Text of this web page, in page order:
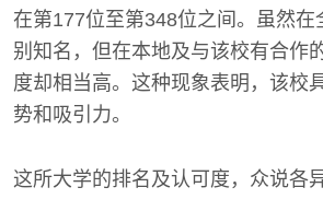
在第177位至第348位之间。虽然在
别知名，但在本地及与该校有合作
度却相当高。这种现象表明，该校
势和吸引力。
这所大学的排名及认可度，众说各